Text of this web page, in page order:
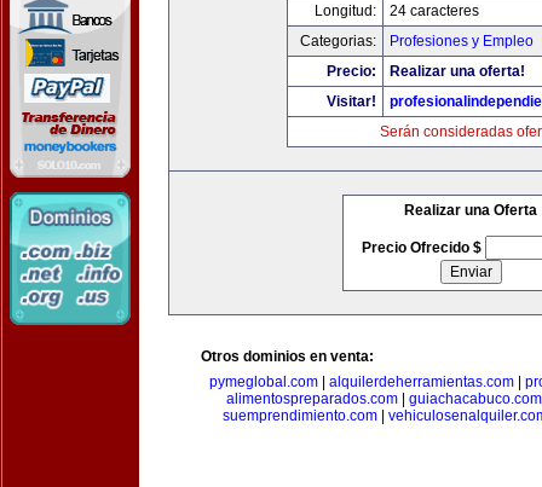
Longitud:
24 caracteres
Categorias:
Profesiones y Empleo
Precio:
Realizar una oferta!
Visitar!
Serán consideradas
Realizar una Oferta
Precio Ofrecido $
Otros dominios en venta:
pymeglobal.com| alquilerdeherramientas.com|
alimentospreparados.com| guiachacabuco.com
suemprendimiento.com|